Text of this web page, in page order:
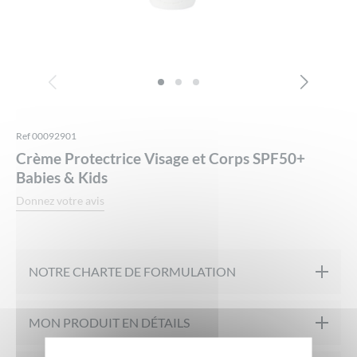
Ref 00092901
Crème Protectrice Visage et Corps SPF50+
Babies & Kids
Donnez votre avis
NOTRE CHARTE DE FORMULATION
Formulé sous contrôle pharmaceutique
MON PRODUIT EN DÉTAILS